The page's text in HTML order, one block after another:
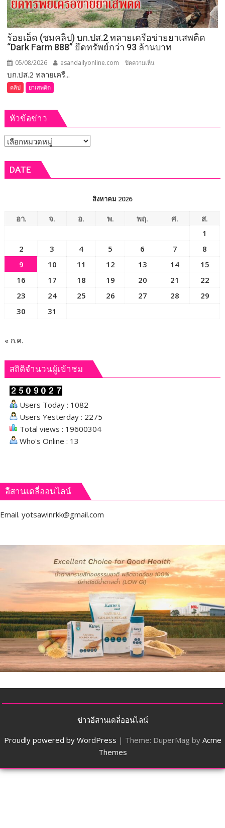
ตั้ง
นายก
อบจ.ขอนแก่น
ใหม่
กกต.
ร้อยเอ็ด (ชมคลิป) บก.ปส.2 ทลายเครือข่ายยาเสพติด
“Dark Farm 888” ยึดทรัพย์กว่า 93 ล้านบาท
05/08/2026 esandailyonline.com ปิดความเห็น
เครือ
ทรัพย์
กว่า
บก.ปส.2 ทลายเครื...
คลิป ยาเสพติด
หัวข้อข่าว
หัวข้อ
DATE
สิงหาคม 2026
อา. จ. อ. พ. พฤ. ศ.
ส.
1
2
3 4 5 6 7
8
9
10 11 12 13 14
15
16
17 18 19 20 21
22
23
24 25 26 27 28
29
30
31
« ก.ค.
สถิติจำนวนผู้เข้าชม
Users Today : 1082
Users Yesterday : 2275
Total views : 19600304
Who's Online : 13
อีสานเดลี่ออนไลน์
Email. yotsawinrkk@gmail.com
ข่าวอีสานเดลี่ออนไลน์
Proudly powered by WordPress | Theme: DuperMag by Acme
Themes